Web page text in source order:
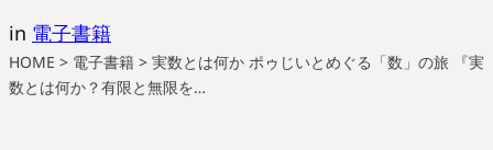
in 電子書籍
HOME > 電子書籍 > 実数とは何か ポゥじいとめぐる「数」の旅 『実
数とは何か？有限と無限を…